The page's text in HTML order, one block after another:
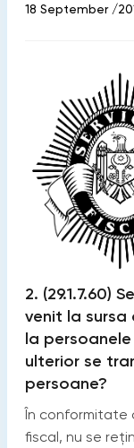
18 September /
2. (29.1.7.60)
venit la
la
ulterior se
persoane?
În conformitate
fiscal, nu se